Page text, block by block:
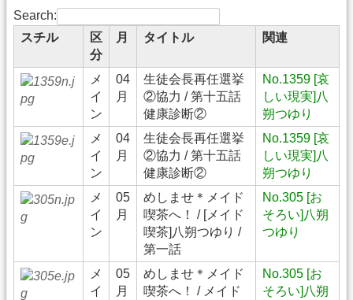
Search:
スチル
区
分
月 タイトル 関連
メ
イ
ン
04
月
生徒会長再任選挙
②協力 / 第十五話
健康診断②
No.1359 [哀
しい現実]八
朔つゆり
メ
イ
ン
04
月
生徒会長再任選挙
②協力 / 第十五話
健康診断②
No.1359 [哀
しい現実]八
朔つゆり
メ
イ
ン
05
月
めしませ＊メイド
喫茶へ！ / [メイド
喫茶]八朔つゆり /
第一話
No.305 [お
そろい]八朔
つゆり
メ
イ
05
月
めしませ＊メイド
喫茶へ！ / メイド
No.305 [お
そろい]八朔